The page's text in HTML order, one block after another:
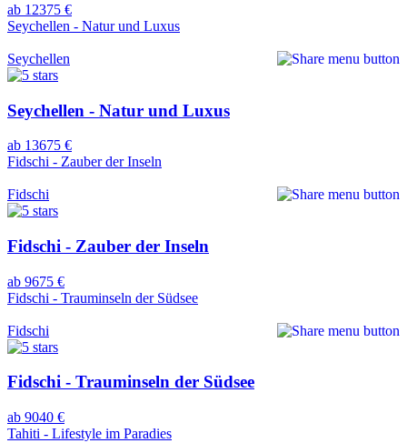
ab 12375 €
Seychellen - Natur und Luxus
Seychellen
Seychellen - Natur und Luxus
ab 13675 €
Fidschi - Zauber der Inseln
Fidschi
Fidschi - Zauber der Inseln
ab 9675 €
Fidschi - Trauminseln der Südsee
Fidschi
Fidschi - Trauminseln der Südsee
ab 9040 €
Tahiti - Lifestyle im Paradies